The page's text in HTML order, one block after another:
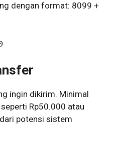
dengan format: 8099 +
ingin dikirim. Minimal
Rp50.000 atau
potensi sistem